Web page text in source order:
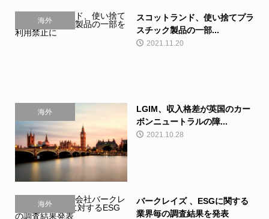
海外
スコットランド、使い捨てプラ
スチック製品の一部...
2021.11.20
海外
LGIM、収入格差が英国のカー
ボンニュートラルの障...
2021.10.28
海外
バークレイズ 、ESGに関する
業界毎の調査結果を発表